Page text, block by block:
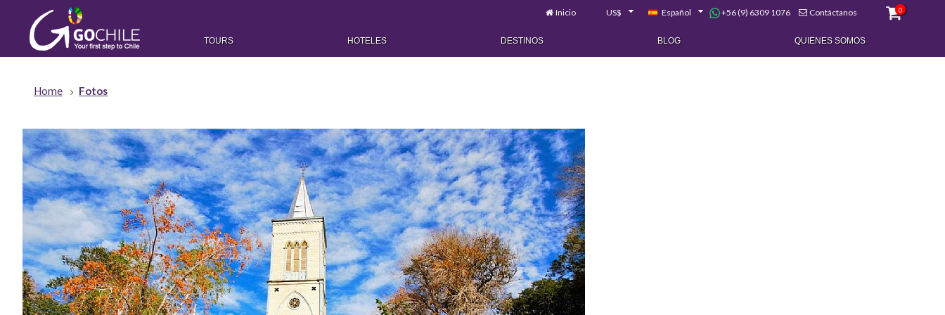
Inicio US$ Español +56 (9) 6309 1076 Contáctanos 0
TOURS HOTELES DESTINOS BLOG QUIENES SOMOS
Home Fotos